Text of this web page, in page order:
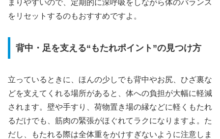
まりやすいので、定期的に深呼吸をしながら体のバランス
をリセットするのもおすすめですよ。
背中・足を支える“もたれポイント”の見つけ方
立っているときに、ほんの少しでも背中やお尻、ひざ裏な
どを支えてくれる場所があると、体への負担が大幅に軽減
されます。壁や手すり、荷物置き場の縁などに軽くもたれ
るだけでも、筋肉の緊張がほぐれてラクになりますよ。た
だし、もたれる際は全体重をかけすぎないように注意しま